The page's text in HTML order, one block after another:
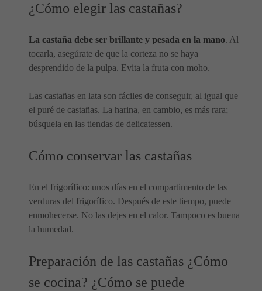
¿Cómo elegir las castañas?
La castaña debe ser brillante y pesada en la mano. Al
tocarla, asegúrate de que la corteza no se haya
desprendido de la pulpa. Evita la fruta con moho.
Las castañas en lata son fáciles de conseguir, al igual que
el puré de castañas. La harina, en cambio, es más rara;
búsquela en las tiendas de delicatessen.
Cómo conservar las castañas
En el frigorífico: unos días en el compartimento de las
verduras del frigorífico. Después de este tiempo, puede
enmohecerse. No las dejes en el calor. Tampoco es buena
la humedad.
Preparación de las castañas ¿Cómo
se cocina? ¿Cómo se puede